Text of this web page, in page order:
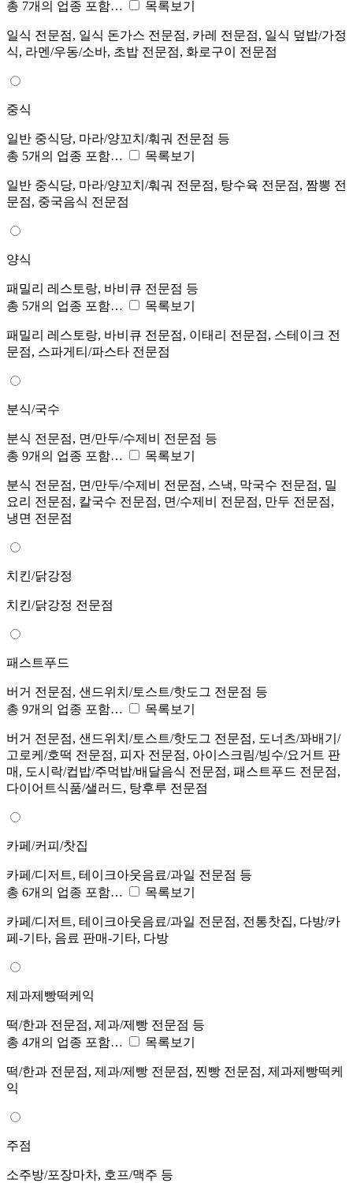
총 7개의 업종 포함… 목록보기
일식 전문점, 일식 돈가스 전문점, 카레 전문점, 일식 덮밥/가정
식, 라멘/우동/소바, 초밥 전문점, 화로구이 전문점
중식
일반 중식당, 마라/양꼬치/훠궈 전문점 등
총 5개의 업종 포함…
목록보기
일반 중식당, 마라/양꼬치/훠궈 전문점, 탕수육 전문점, 짬뽕 전
문점, 중국음식 전문점
양식
패밀리 레스토랑, 바비큐 전문점 등
총 5개의 업종 포함…
목록보기
패밀리 레스토랑, 바비큐 전문점, 이태리 전문점, 스테이크 전
문점, 스파게티/파스타 전문점
분식/국수
분식 전문점, 면/만두/수제비 전문점 등
총 9개의 업종 포함…
목록보기
분식 전문점, 면/만두/수제비 전문점, 스낵, 막국수 전문점, 밀
요리 전문점, 칼국수 전문점, 면/수제비 전문점, 만두 전문점,
냉면 전문점
치킨/닭강정
치킨/닭강정 전문점
패스트푸드
버거 전문점, 샌드위치/토스트/핫도그 전문점 등
총 9개의 업종 포함…
목록보기
버거 전문점, 샌드위치/토스트/핫도그 전문점, 도너츠/꽈배기/
고로케/호떡 전문점, 피자 전문점, 아이스크림/빙수/요거트 판
매, 도시락/컵밥/주먹밥/배달음식 전문점, 패스트푸드 전문점,
다이어트식품/샐러드, 탕후루 전문점
카페/커피/찻집
카페/디저트, 테이크아웃음료/과일 전문점 등
총 6개의 업종 포함…
목록보기
카페/디저트, 테이크아웃음료/과일 전문점, 전통찻집, 다방/카
페-기타, 음료 판매-기타, 다방
제과제빵떡케익
떡/한과 전문점, 제과/제빵 전문점 등
총 4개의 업종 포함…
목록보기
떡/한과 전문점, 제과/제빵 전문점, 찐빵 전문점, 제과제빵떡케
익
주점
소주방/포장마차, 호프/맥주 등